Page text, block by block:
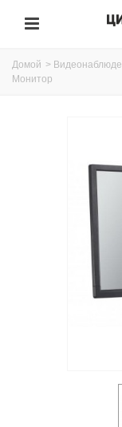
Домой >
Монитор